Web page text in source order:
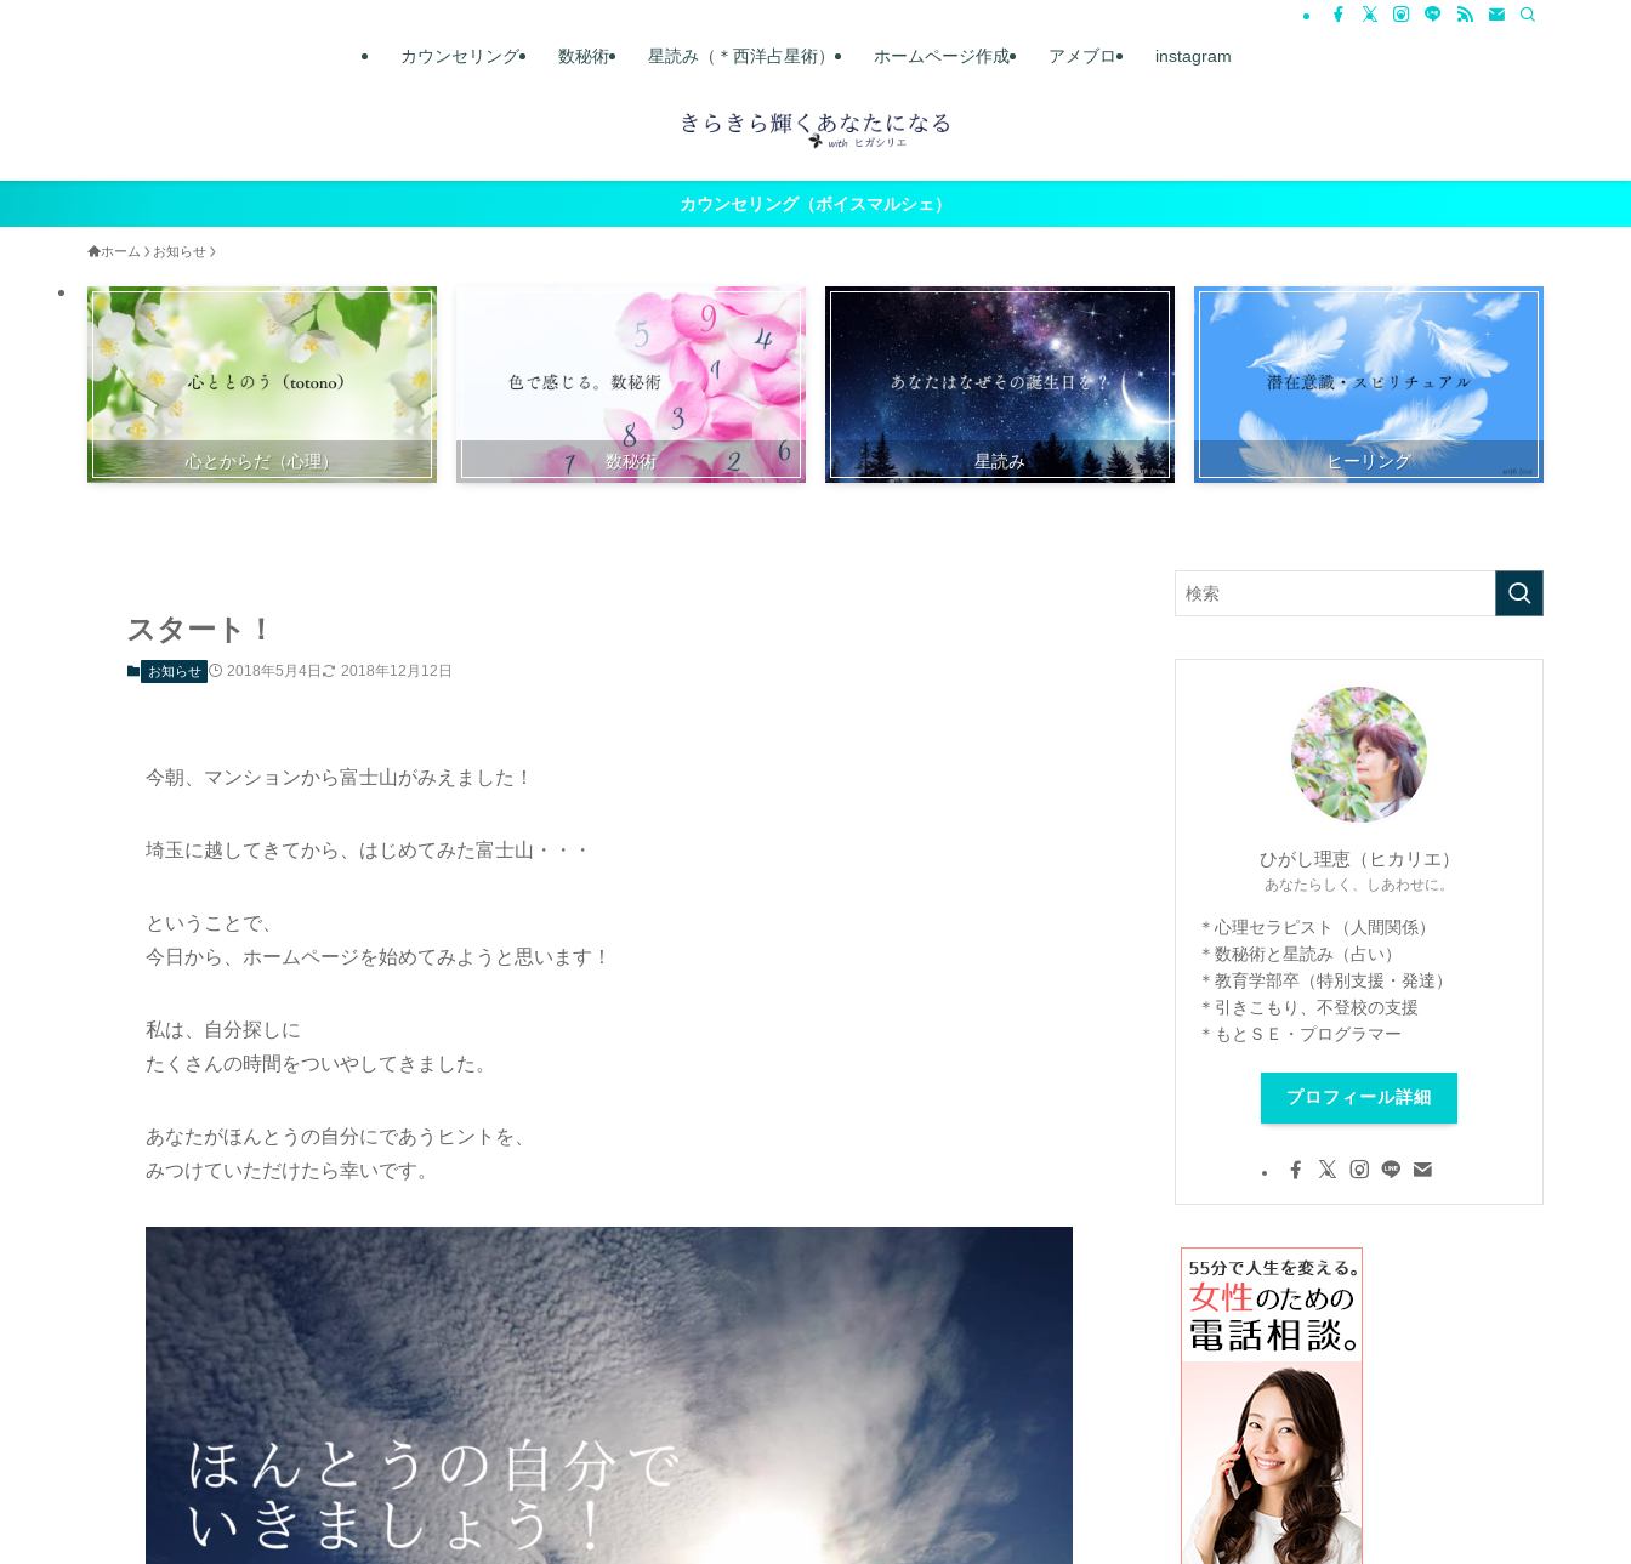
カウンセリング 数秘術 星読み（＊西洋占星術） ホームページ作成 アメブロ instagram
カウンセリング（ボイスマルシェ）
ホーム お知らせ
心とからだ（心理） 数秘術 星読み ヒーリング
スタート！
お知らせ 2018年5月4日 2018年12月12日
今朝、マンションから富士山がみえました！
埼玉に越してきてから、はじめてみた富士山・・・
ということで、
今日から、ホームページを始めてみようと思います！
私は、自分探しに
たくさんの時間をついやしてきました。
あなたがほんとうの自分にであうヒントを、
みつけていただけたら幸いです。
ひがし理恵（ヒカリエ）
あなたらしく、しあわせに。
＊心理セラピスト（人間関係）
＊数秘術と星読み（占い）
＊教育学部卒（特別支援・発達）
＊引きこもり、不登校の支援
＊もとＳＥ・プログラマー
プロフィール詳細